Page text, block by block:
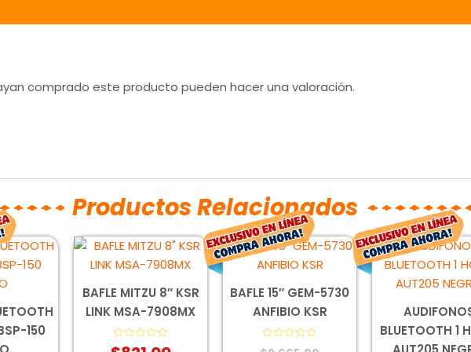
comprado este producto pueden hacer una valoración.
Productos Relacionados
150
El
precio
actual
es:
$254.00.
BAFLE MITZU 8″ KSR
LINK MSA-7908MX
Valorado
BAFLE 15″ GEM-5730
ANFIBIO KSR
Valorado
El
precio
original
era:
$2,665.00.
El
precio
actual
$1,974.00.BLUETOOTH 1
El
era: